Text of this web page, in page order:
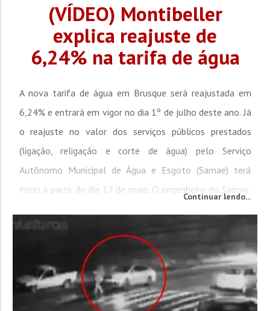
(VÍDEO) Montibeller
explica reajuste de
6,24% na tarifa de água
A nova tarifa de água em Brusque será reajustada em
6,24% e entrará em vigor no dia 1º de julho deste ano. Já
o reajuste no valor dos serviços públicos prestados
(ligação, religação e corte de água) pelo Serviço
Autônomo Municipal de Água e Esgoto (Samae) terá
início a partir do dia 17 de maio. O engenheiro do Samae,
Continuar lendo...